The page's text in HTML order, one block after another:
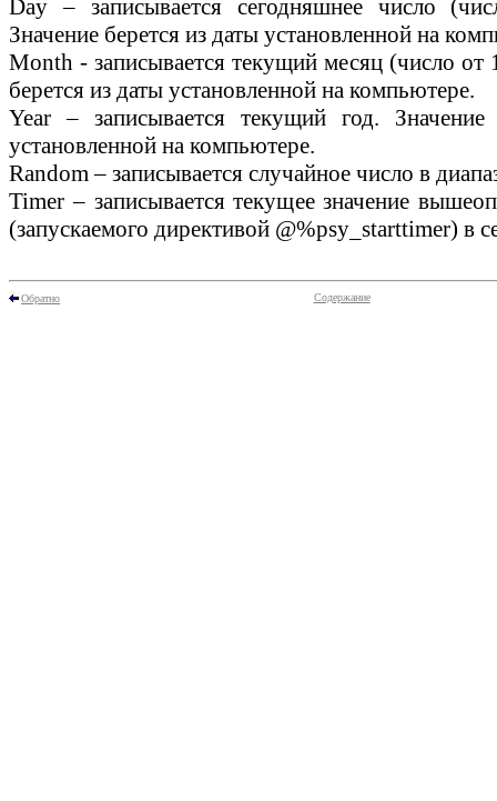
Day – записывается сегодняшнее число
Значение берется из даты установленной на
Мonth - записывается текущий месяц (число от
берется из даты установленной на компьютере.
Year – записывается текущий год.
установленной на компьютере.
Random – записывается случайное число в
Timer – записывается текущее значение
(запускаемого директивой @%psy_starttimer) в
Обратно Содержание